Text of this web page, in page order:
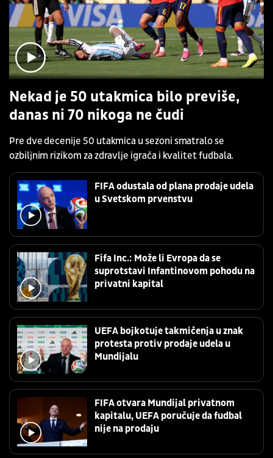
Nekad je 50 utakmica bilo previše,
danas ni 70 nikoga ne čudi
Pre dve decenije 50 utakmica u sezoni smatralo se
ozbiljnim rizikom za zdravlje igrača i kvalitet fudbala.
FIFA odustala od plana prodaje udela
u Svetskom prvenstvu
Fifa Inc.: Može li Evropa da se
suprotstavi Infantinovom pohodu na
privatni kapital
UEFA bojkotuje takmičenja u znak
protesta protiv prodaje udela u
Mundijalu
FIFA otvara Mundijal privatnom
kapitalu, UEFA poručuje da fudbal
nije na prodaju